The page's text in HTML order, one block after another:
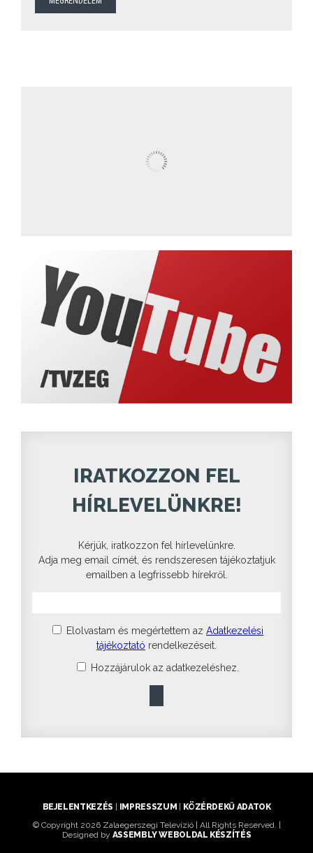
IRATKOZZON FEL
HÍRLEVELÜNKRE!
Kérjük, iratkozzon fel hírlevelünkre.
Adja meg email címét, és rendszeresen tájékoztatjuk
emailben a legfrissebb hírekről.
Elolvastam és megértettem az Adatkezelési
tájékoztató rendelkezéseit.
Hozzájárulok az adatkezeléshez.
BEJELENTKEZÉS IMPRESSZUM
KÖZÉRDEKŰ ADATOK
© Copyright 2026 Zalaegerszegi Televízió | All Rights Reserved. |
Designed by ASSEMBLY WEBOLDAL KÉSZÍTÉS